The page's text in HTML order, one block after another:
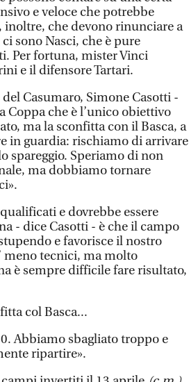
e veloce che potrebbe
inoltre, che devono rinunciare a
sono Nasci, che è pure
Per fortuna, mister Vinci
e il difensore Tartari.
Casumaro, Simone Casotti -
che è l’unico obiettivo
ma la sconfitta con il Basca, a
in guardia: rischiamo di arrivare
spareggio. Speriamo di non
ma dobbiamo tornare
e dovrebbe essere
- dice Casotti - è che il campo
e favorisce il nostro
meno tecnici, ma molto
è sempre difficile fare risultato,
col Basca...
Abbiamo sbagliato troppo e
ripartire».